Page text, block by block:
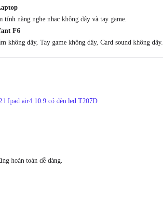
lượng
năng nghe nhạc không dây và tay game.
F6
dây, Tay game không dây, Card sound không dây.
Ipad air4 10.9 có đèn led T207D
hoàn toàn dễ dàng.